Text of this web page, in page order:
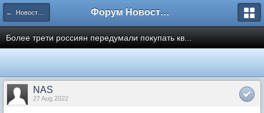
← Новости рынка недвижимости Форум Новостройки
Более трети россиян передумали покупать кв...
NAS
27 Aug 2022